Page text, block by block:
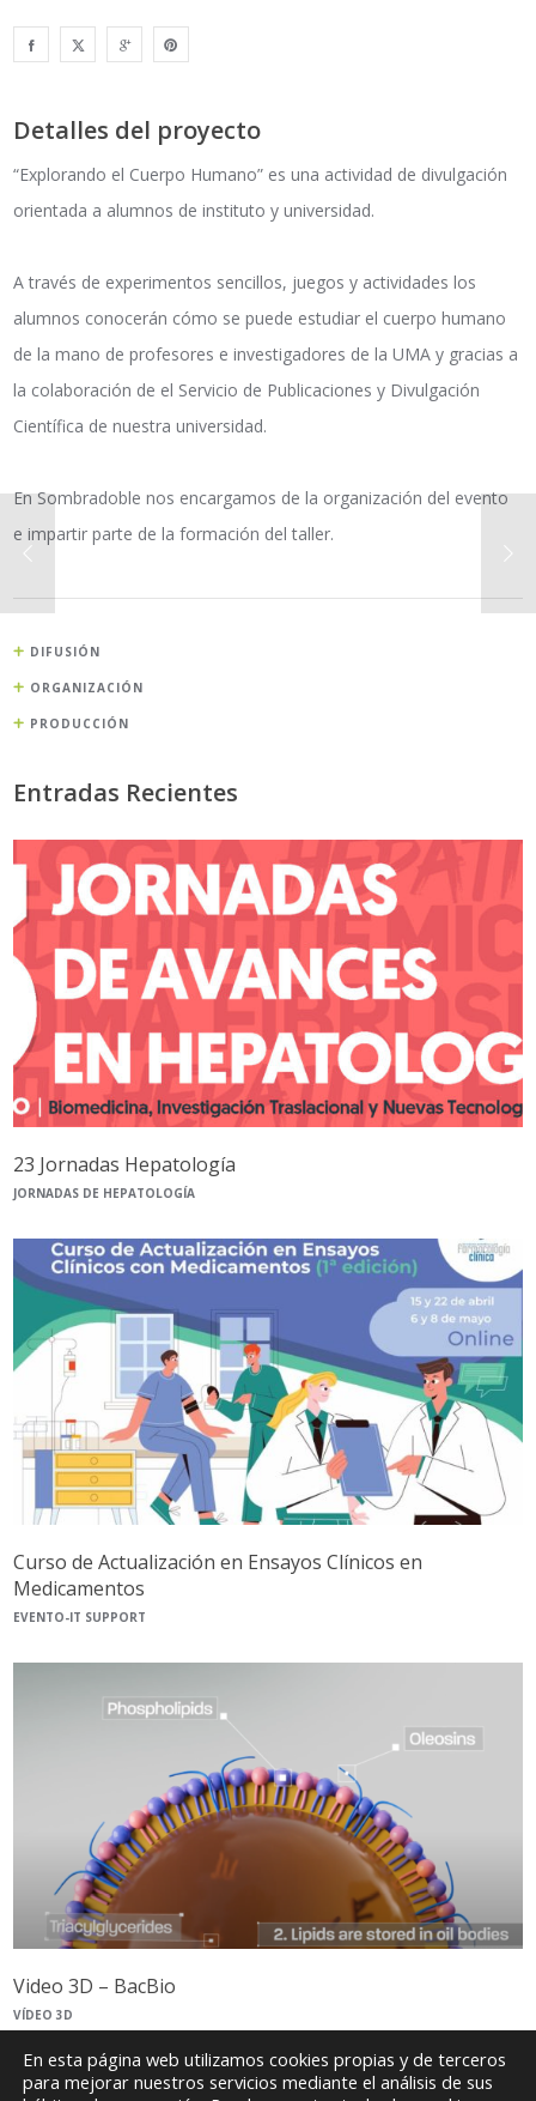
Detalles del proyecto
“Explorando el Cuerpo Humano” es una actividad de divulgación
orientada a alumnos de instituto y universidad.
A través de experimentos sencillos, juegos y actividades los
alumnos conocerán cómo se puede estudiar el cuerpo humano
de la mano de profesores e investigadores de la UMA y gracias a
la colaboración de el Servicio de Publicaciones y Divulgación
Científica de nuestra universidad.
En Sombradoble nos encargamos de la organización del evento
e impartir parte de la formación del taller.
DIFUSIÓN
ORGANIZACIÓN
PRODUCCIÓN
Entradas Recientes
23 Jornadas Hepatología
JORNADAS DE HEPATOLOGÍA
Curso de Actualización en Ensayos Clínicos en
Medicamentos
EVENTO-IT SUPPORT
Video 3D – BacBio
VÍDEO 3D
En esta página web utilizamos cookies propias y de terceros
para mejorar nuestros servicios mediante el análisis de sus